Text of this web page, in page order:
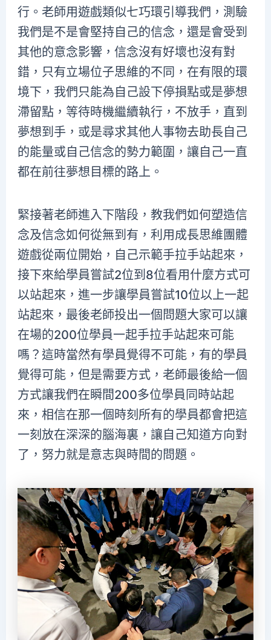
行。老師用遊戲類似七巧環引導我們，測驗
我們是不是會堅持自己的信念，還是會受到
其他的意念影響，信念沒有好壞也沒有對
錯，只有立場位子思維的不同，在有限的環
境下，我們只能為自己設下停損點或是夢想
滯留點，等待時機繼續執行，不放手，直到
夢想到手，或是尋求其他人事物去助長自己
的能量或自己信念的勢力範圍，讓自己一直
都在前往夢想目標的路上。
緊接著老師進入下階段，教我們如何塑造信
念及信念如何從無到有，利用成長思維團體
遊戲從兩位開始，自己示範手拉手站起來，
接下來給學員嘗試2位到8位看用什麼方式可
以站起來，進一步讓學員嘗試10位以上一起
站起來，最後老師投出一個問題大家可以讓
在場的200位學員一起手拉手站起來可能
嗎？這時當然有學員覺得不可能，有的學員
覺得可能，但是需要方式，老師最後給一個
方式讓我們在瞬間200多位學員同時站起
來，相信在那一個時刻所有的學員都會把這
一刻放在深深的腦海裏，讓自己知道方向對
了，努力就是意志與時間的問題。